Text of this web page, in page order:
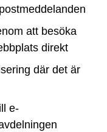
att besöka
direkt
där det är
e-